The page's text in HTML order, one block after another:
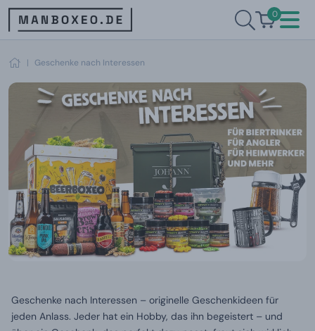
0
| Geschenke nach Interessen
Geschenke nach Interessen – originelle Geschenkideen für
jeden Anlass. Jeder hat ein Hobby, das ihn begeistert – und